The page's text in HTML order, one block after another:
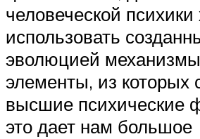
человеческой психики
использовать
эволюцией
элементы, из которых
высшие психические
это дает нам большое